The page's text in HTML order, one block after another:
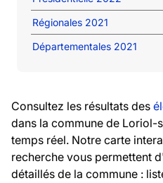
Régionales 2021
Départementales 2021
Consultez les résultats des
dans la commune de Loriol-
temps réel. Notre carte
recherche vous permettent
détaillés de la commune :